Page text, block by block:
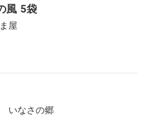
風 5袋
屋
いなさの郷